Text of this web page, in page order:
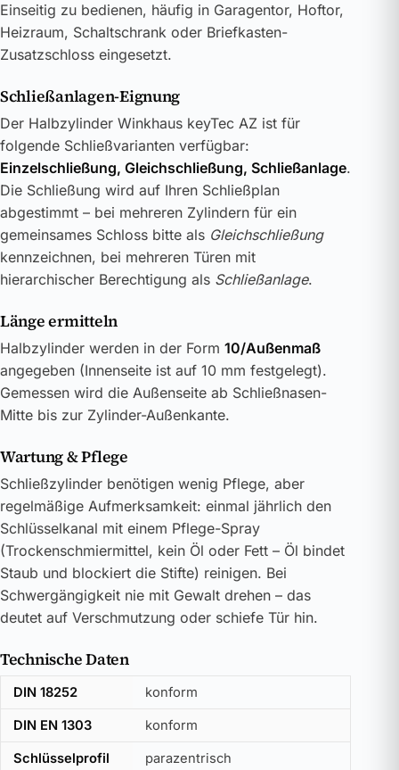
Einseitig zu bedienen, häufig in Garagentor, Hoftor,
Heizraum, Schaltschrank oder Briefkasten-
Zusatzschloss eingesetzt.
Schließanlagen-Eignung
Der Halbzylinder Winkhaus keyTec AZ ist für
folgende Schließvarianten verfügbar:
Einzelschließung, Gleichschließung, Schließanlage.
Die Schließung wird auf Ihren Schließplan
abgestimmt – bei mehreren Zylindern für ein
gemeinsames Schloss bitte als Gleichschließung
kennzeichnen, bei mehreren Türen mit
hierarchischer Berechtigung als Schließanlage.
Länge ermitteln
Halbzylinder werden in der Form 10/Außenmaß
angegeben (Innenseite ist auf 10 mm festgelegt).
Gemessen wird die Außenseite ab Schließnasen-
Mitte bis zur Zylinder-Außenkante.
Wartung & Pflege
Schließzylinder benötigen wenig Pflege, aber
regelmäßige Aufmerksamkeit: einmal jährlich den
Schlüsselkanal mit einem Pflege-Spray
(Trockenschmiermittel, kein Öl oder Fett – Öl bindet
Staub und blockiert die Stifte) reinigen. Bei
Schwergängigkeit nie mit Gewalt drehen – das
deutet auf Verschmutzung oder schiefe Tür hin.
Technische Daten
DIN 18252 konform
DIN EN 1303 konform
Schlüsselprofil parazentrisch